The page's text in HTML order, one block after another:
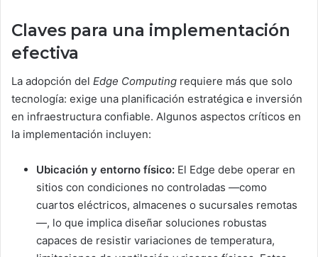
Claves para una implementación
efectiva
La adopción del Edge Computing requiere más que solo
tecnología: exige una planificación estratégica e inversión
en infraestructura confiable. Algunos aspectos críticos en
la implementación incluyen:
Ubicación y entorno físico: El Edge debe operar en
sitios con condiciones no controladas —como
cuartos eléctricos, almacenes o sucursales remotas
—, lo que implica diseñar soluciones robustas
capaces de resistir variaciones de temperatura,